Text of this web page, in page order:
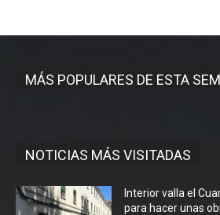
MÁS POPULARES DE ESTA
NOTICIAS MÁS VISITADAS
Interior valla el
para hacer unas